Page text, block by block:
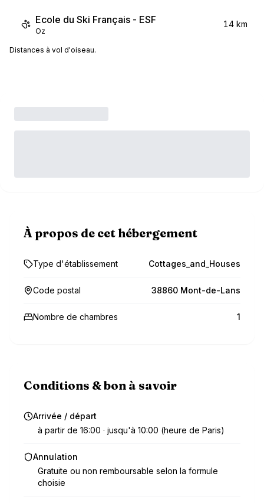
Ecole du Ski Français - ESF
Oz
14 km
Distances à vol d'oiseau.
À propos de cet hébergement
Type d'établissement Cottages_and_Houses
Code postal 38860 Mont-de-Lans
Nombre de chambres 1
Conditions & bon à savoir
Arrivée / départ
à partir de 16:00 · jusqu'à 10:00 (heure de Paris)
Annulation
Gratuite ou non remboursable selon la formule
choisie